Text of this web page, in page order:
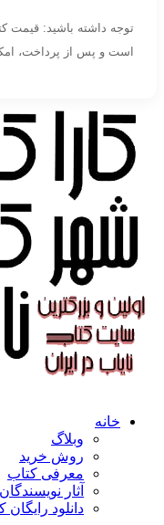
توجه داشته باشید: قیمت
است و پس از پرداخت،
خانه
وبلاگ
روش خرید
معرفی کتاب
آثار نویسندگان
دانلود رایگان